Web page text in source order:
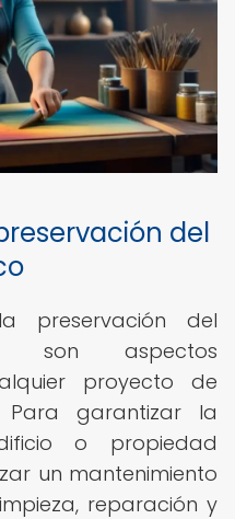
del
preservación del
son aspectos
proyecto de
Para garantizar la
o propiedad
un mantenimiento
reparación y